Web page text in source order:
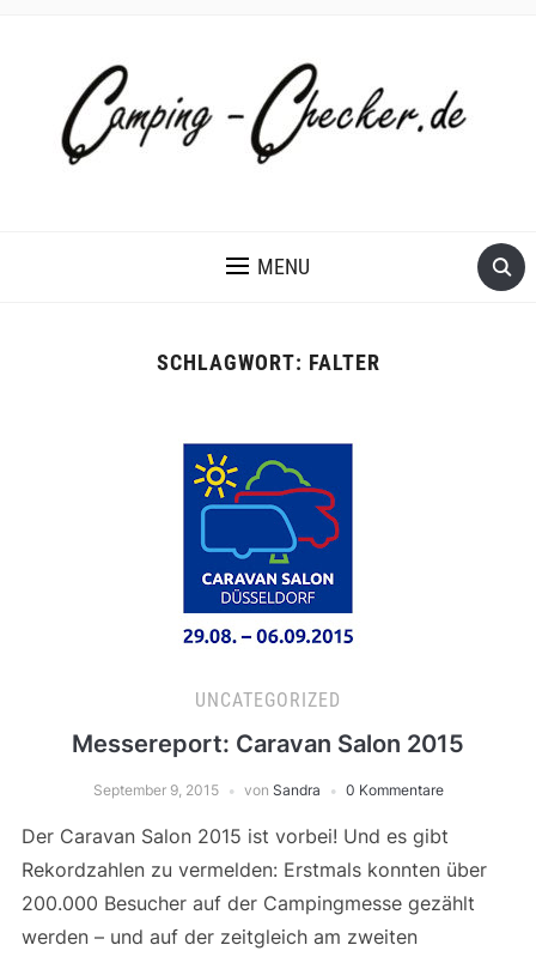
MENU
SCHLAGWORT: FALTER
UNCATEGORIZED
Messereport: Caravan Salon 2015
September 9, 2015 von Sandra 0 Kommentare
Der Caravan Salon 2015 ist vorbei! Und es gibt
Rekordzahlen zu vermelden: Erstmals konnten über
200.000 Besucher auf der Campingmesse gezählt
werden – und auf der zeitgleich am zweiten